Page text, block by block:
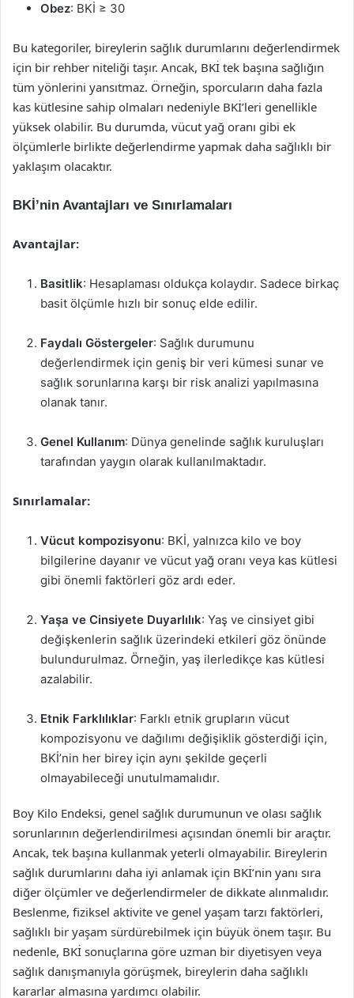
Obez: BKİ ≥ 30
Bu kategoriler, bireylerin sağlık durumlarını değerlendirmek
için bir rehber niteliği taşır. Ancak, BKİ tek başına sağlığın
tüm yönlerini yansıtmaz. Örneğin, sporcuların daha fazla
kas kütlesine sahip olmaları nedeniyle BKİ’leri genellikle
yüksek olabilir. Bu durumda, vücut yağ oranı gibi ek
ölçümlerle birlikte değerlendirme yapmak daha sağlıklı bir
yaklaşım olacaktır.
BKİ’nin Avantajları ve Sınırlamaları
Avantajlar:
Basitlik: Hesaplaması oldukça kolaydır. Sadece birkaç
basit ölçümle hızlı bir sonuç elde edilir.
Faydalı Göstergeler: Sağlık durumunu
değerlendirmek için geniş bir veri kümesi sunar ve
sağlık sorunlarına karşı bir risk analizi yapılmasına
olanak tanır.
Genel Kullanım: Dünya genelinde sağlık kuruluşları
tarafından yaygın olarak kullanılmaktadır.
Sınırlamalar:
Vücut kompozisyonu: BKİ, yalnızca kilo ve boy
bilgilerine dayanır ve vücut yağ oranı veya kas kütlesi
gibi önemli faktörleri göz ardı eder.
Yaşa ve Cinsiyete Duyarlılık: Yaş ve cinsiyet gibi
değişkenlerin sağlık üzerindeki etkileri göz önünde
bulundurulmaz. Örneğin, yaş ilerledikçe kas kütlesi
azalabilir.
Etnik Farklılıklar: Farklı etnik grupların vücut
kompozisyonu ve dağılımı değişiklik gösterdiği için,
BKİ’nin her birey için aynı şekilde geçerli
olmayabileceği unutulmamalıdır.
Boy Kilo Endeksi, genel sağlık durumunun ve olası sağlık
sorunlarının değerlendirilmesi açısından önemli bir araçtır.
Ancak, tek başına kullanmak yeterli olmayabilir. Bireylerin
sağlık durumlarını daha iyi anlamak için BKİ’nin yanı sıra
diğer ölçümler ve değerlendirmeler de dikkate alınmalıdır.
Beslenme, fiziksel aktivite ve genel yaşam tarzı faktörleri,
sağlıklı bir yaşam sürdürebilmek için büyük önem taşır. Bu
nedenle, BKİ sonuçlarına göre uzman bir diyetisyen veya
sağlık danışmanıyla görüşmek, bireylerin daha sağlıklı
kararlar almasına yardımcı olabilir.